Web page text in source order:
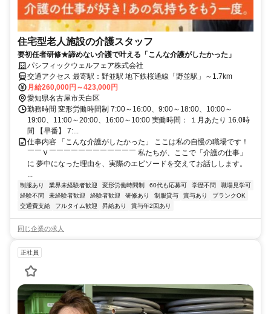
住宅型老人施設の介護スタッフ
要初任者研修★諦めない介護で叶える「こんな介護がしたかった」
パシフィックウェルフェア株式会社
交通アクセス 最寄駅：野並駅 地下鉄桜通線「野並駅」～1.7km
月給260,000円～423,000円
愛知県名古屋市天白区
勤務時間 変形労働時間制 7:00～16:00、9:00～18:00、10:00～
19:00、11:00～20:00、16:00～10:00 実働時間： １月あたり 16.0時
間 【早番】 7:...
仕事内容 「こんな介護がしたかった」 ここは私の自慢の職場です！
￣￣Ｖ￣￣￣￣￣￣￣￣￣￣￣￣ 私たちが、ここで「介護の仕事」
に 夢中になった理由を、実際のエピソードを交えてお話しします。
...
制服あり 業界未経験者歓迎 変形労働時間制 60代も応募可 学歴不問
職場見学可
経験不問
未経験者歓迎 経験者歓迎 研修あり 制服貸与 賞与あり
ブランクOK
交通費支給
フルタイム歓迎 昇給あり 賞与年2回あり
同じ企業の求人
正社員